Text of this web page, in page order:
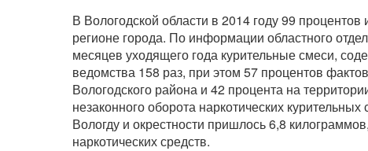
В Вологодской области в 2014 году 99
регионе города. По информации областного
месяцев уходящего года курительные смеси,
ведомства 158 раз, при этом 57 процентов
Вологодского района и 42 процента на
незаконного оборота наркотических
Вологду и окрестности пришлось 6,8
наркотических средств.